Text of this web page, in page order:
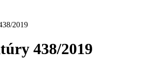
2019
438/2019